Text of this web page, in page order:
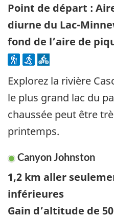
Point de départ :
diurne du Lac-
fond de l’aire de
Explorez la rivière
le plus grand lac du
chaussée peut être
printemps.
Canyon Johnston
1,2 km aller
inférieures
Gain d’altitude de